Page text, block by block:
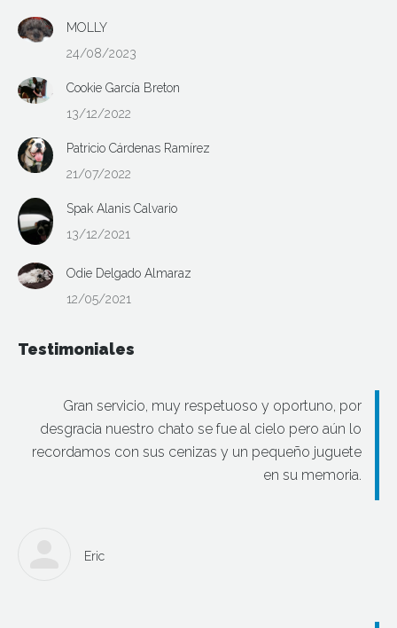
MOLLY
24/08/2023
Cookie García Breton
13/12/2022
Patricio Cárdenas Ramírez
21/07/2022
Spak Alanis Calvario
13/12/2021
Odie Delgado Almaraz
12/05/2021
Testimoniales
Gran servicio, muy respetuoso y oportuno, por
desgracia nuestro chato se fue al cielo pero aún lo
recordamos con sus cenizas y un pequeño juguete
en su memoria.
Eric